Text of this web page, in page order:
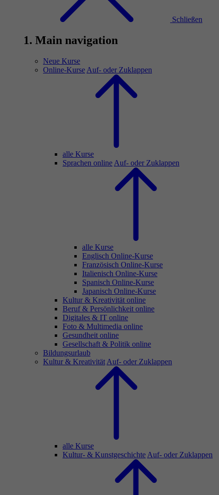
Schließen
1. Main navigation
Neue Kurse
Online-Kurse Auf- oder Zuklappen
alle Kurse
Sprachen online Auf- oder Zuklappen
alle Kurse
Englisch Online-Kurse
Französisch Online-Kurse
Italienisch Online-Kurse
Spanisch Online-Kurse
Japanisch Online-Kurse
Kultur & Kreativität online
Beruf & Persönlichkeit online
Digitales & IT online
Foto & Multimedia online
Gesundheit online
Gesellschaft & Politik online
Bildungsurlaub
Kultur & Kreativität Auf- oder Zuklappen
alle Kurse
Kultur- & Kunstgeschichte Auf- oder Zuklappen